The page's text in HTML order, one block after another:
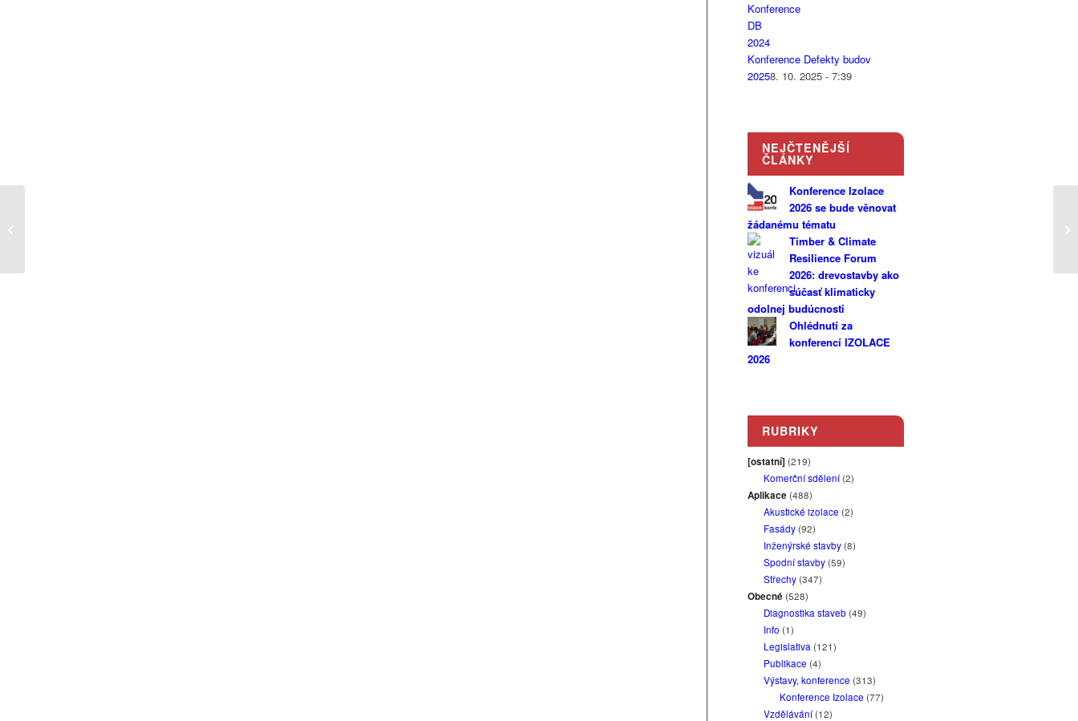
Konference Defekty budov
20258. 10. 2025 - 7:39
NEJČTENĚJŠÍ
ČLÁNKY
Konference Izolace
2026 se bude věnovat
žádanému tématu
Timber & Climate
Resilience Forum
2026: drevostavby ako
súčasť klimaticky
odolnej budúcnosti
Ohlédnutí za
konferencí IZOLACE
2026
RUBRIKY
[ostatní] (219)
Komerční sdělení(2)
Aplikace (488)
Akustické izolace (2)
Fasády(92)
Inženýrské stavby(8)
Spodní stavby(59)
Střechy(347)
Obecné (528)
Diagnostika staveb (49)
Info (1)
Legislativa (121)
Publikace (4)
Výstavy, konference (313)
Konference Izolace (77)
Vzdělávání(12)